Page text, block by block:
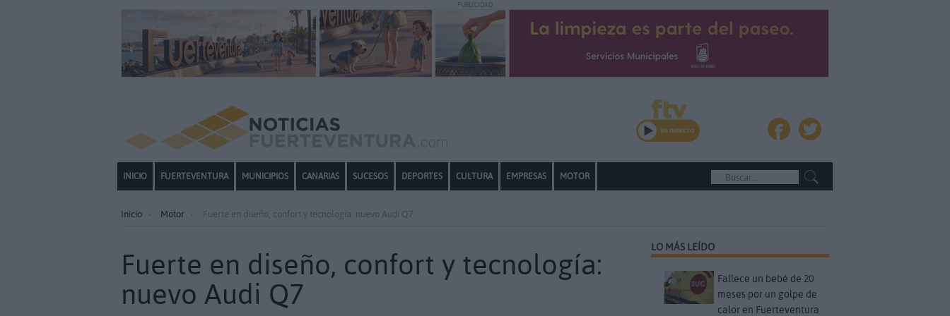
PUBLICIDAD
INICIO FUERTEVENTURA MUNICIPIOS CANARIAS SUCESOS DEPORTES CULTURA EMPRESAS MOTOR
Inicio Motor Fuerte en diseño, confort y tecnología: nuevo Audi Q7
Fuerte en diseño, confort y tecnología:
nuevo Audi Q7
LO MÁS LEÍDO
Fallece un bebé de 20
meses por un golpe de
calor en Fuerteventura